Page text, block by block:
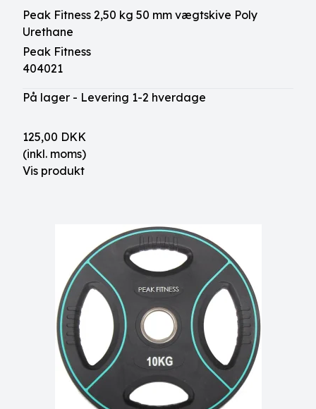
Peak Fitness 2,50 kg 50 mm vægtskive Poly
Urethane
Peak Fitness
404021
På lager - Levering 1-2 hverdage
125,00 DKK
(inkl. moms)
Vis produkt